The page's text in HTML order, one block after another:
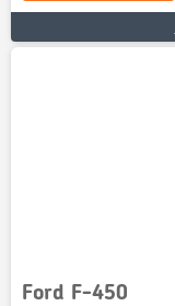
Ford F-450